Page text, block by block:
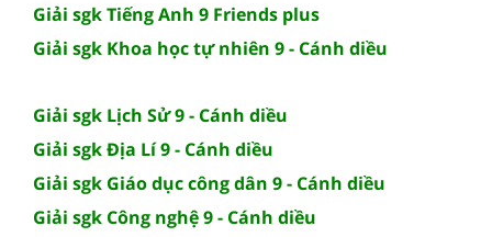
Giải sgk Tiếng Anh 9 Friends plus
Giải sgk Khoa học tự nhiên 9 - Cánh diều
Giải sgk Lịch Sử 9 - Cánh diều
Giải sgk Địa Lí 9 - Cánh diều
Giải sgk Giáo dục công dân 9 - Cánh diều
Giải sgk Công nghệ 9 - Cánh diều